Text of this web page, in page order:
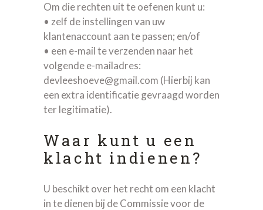
Om die rechten uit te oefenen kunt u:
• zelf de instellingen van uw
klantenaccount aan te passen; en/of
• een e-mail te verzenden naar het
volgende e-mailadres:
devleeshoeve@gmail.com (Hierbij kan
een extra identificatie gevraagd worden
ter legitimatie).
Waar kunt u een
klacht indienen?
U beschikt over het recht om een klacht
in te dienen bij de Commissie voor de